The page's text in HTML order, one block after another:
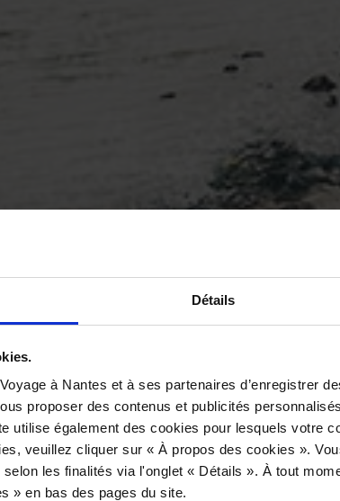
Détails
à Nantes et à ses partenaires d’enregistrer
proposer des contenus et publicités
utilise également des cookies pour lesquels votre
veuillez cliquer sur « À propos des cookies ».
les finalités via l'onglet « Détails ». À tout
» en bas des pages du site.